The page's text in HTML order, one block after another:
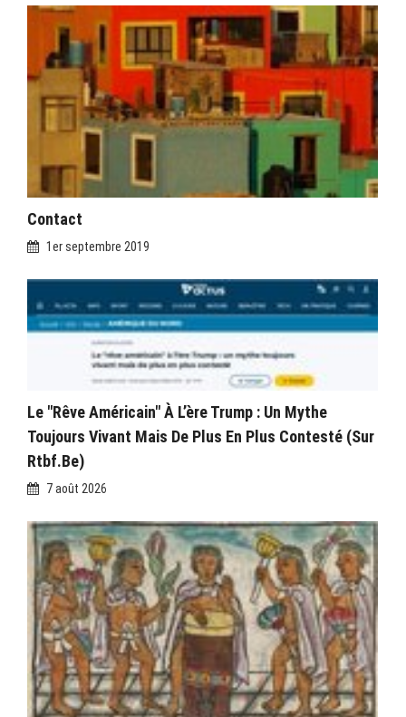
Contact
1er septembre 2019
Le "rêve Américain" À L’ère Trump : Un Mythe
Toujours Vivant Mais De Plus En Plus Contesté (sur
Rtbf.be)
7 août 2026